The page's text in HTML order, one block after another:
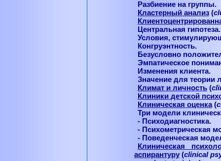
Разбиение на группы.
Кластерный анализ(
Центральная гипотеза.
Условия,
Конгруэнтность.
Безусловно
Эмпатическое
Изменения клиента.
Значение для теории
Климат и личность(
Клиники детской
Клиническая оценка(
Три модели
- Психодиагностика.
- Психометрическая
- Поведенческая
Клиническая
аспирантуру(clinical